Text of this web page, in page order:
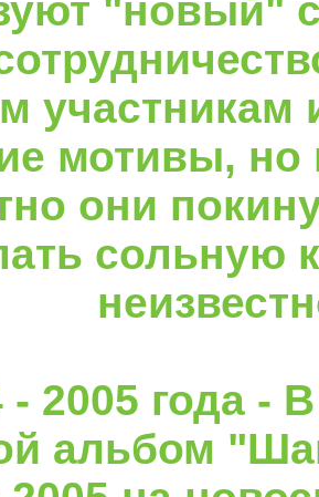
"новый"
участникам
мотивы,
они
сольную
- 2005 года -
альбом